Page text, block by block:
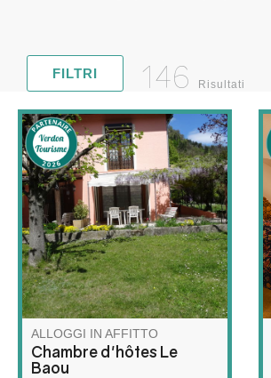
FILTRI 146 Risultati
I padroni di casa vi accolgono
nella loro casa circondata da
un giardino alberato. Jacques
è un appassionato di
escursionismo e vi guiderà
lungo i più bei sentieri della
regione, mentre Julienne vi
offrirà le sue colazioni fatte in
casa.
ALLOGGI IN AFFITTO
Chambre d'hôtes Le
Baou